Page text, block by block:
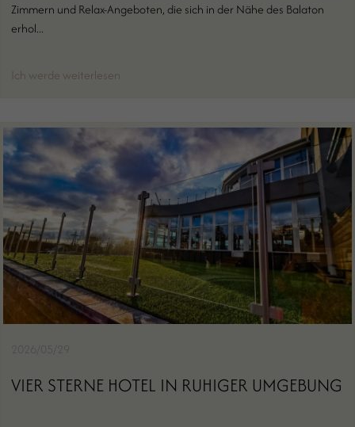
Zimmern und Relax-Angeboten, die sich in der Nähe des Balaton
erhol...
Ich werde weiterlesen
VIER STERNE HOTEL IN RUHIGER UMGEBUNG